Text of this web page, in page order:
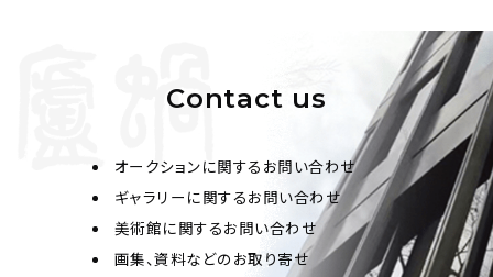
Contact us
オークションに関するお問い合わせ
ギャラリーに関するお問い合わせ
美術館に関するお問い合わせ
画集、資料などのお取り寄せ